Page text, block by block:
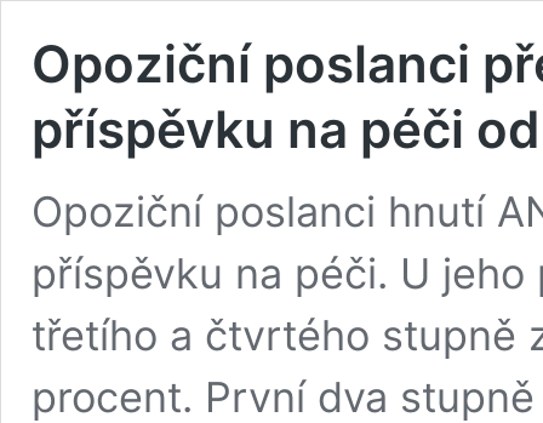
Opoziční poslanci
příspěvku na péči
Opoziční poslanci hnutí
příspěvku na péči. U
třetího a čtvrtého stupně
procent. První dva